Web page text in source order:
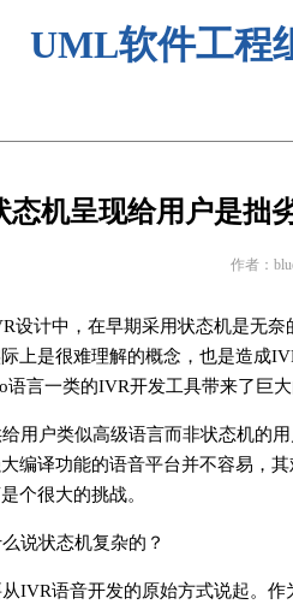
UML软件工程
态机呈现给用户是拙
作者：
设计中，在早期采用状态机是无
上是很难理解的概念，也是造成
语言一类的IVR开发工具带来了巨大
用户类似高级语言而非状态机的
编译功能的语音平台并不容易，
个很大的挑战。
说状态机复杂的？
IVR语音开发的原始方式说起。